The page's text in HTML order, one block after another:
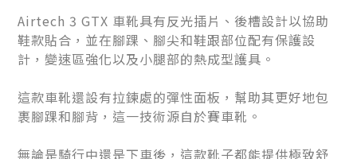
Airtech 3 GTX 車靴具有反光插片、後槽設計以協助
鞋款貼合，並在腳踝、腳尖和鞋跟部位配有保護設
計，變速區強化以及小腿部的熱成型護具。
這款車靴還設有拉鍊處的彈性面板，幫助其更好地包
裹腳踝和腳背，這一技術源自於賽車靴。
無論是騎行中還是下車後，這款靴子都能提供極致舒